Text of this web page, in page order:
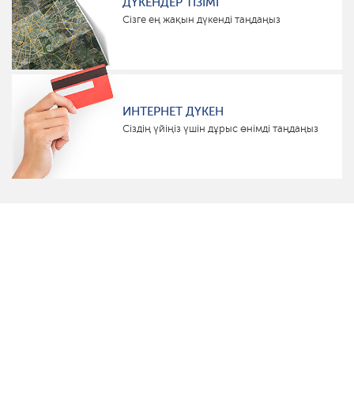
Сізге ең жақын дүкенді таңдаңыз
ИНТЕРНЕТ ДҮКЕН
Сіздің үйіңіз үшін дұрыс өнімді таңдаңыз